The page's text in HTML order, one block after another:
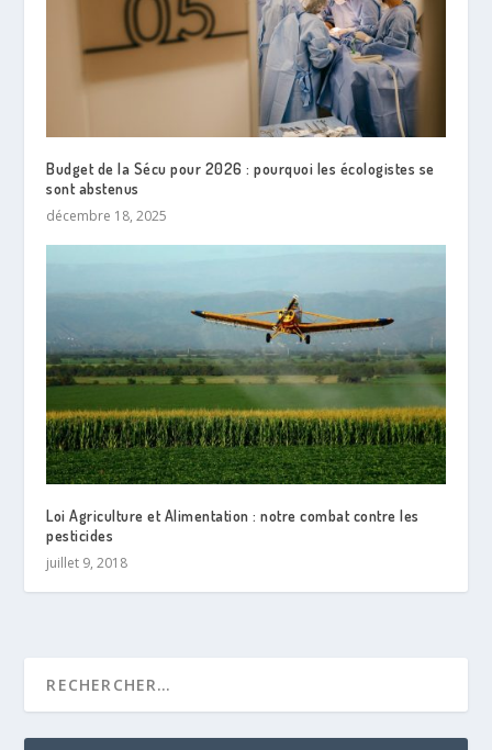
Budget de la Sécu pour 2026 : pourquoi les écologistes se
sont abstenus
décembre 18, 2025
Loi Agriculture et Alimentation : notre combat contre les
pesticides
juillet 9, 2018